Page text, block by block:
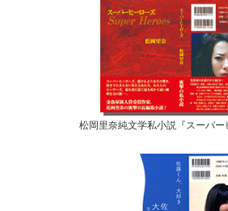
松岡里奈純文学私小説『スーパー